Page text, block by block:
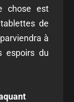
chose est
de
à
espoirs du